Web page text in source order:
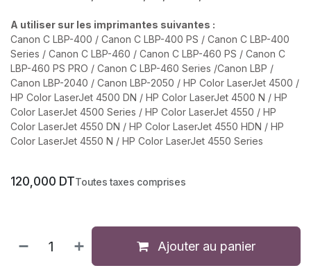
A utiliser sur les imprimantes suivantes :
Canon C LBP-400 / Canon C LBP-400 PS / Canon C LBP-400
Series / Canon C LBP-460 / Canon C LBP-460 PS / Canon C
LBP-460 PS PRO / Canon C LBP-460 Series /Canon LBP /
Canon LBP-2040 / Canon LBP-2050 / HP Color LaserJet 4500 /
HP Color LaserJet 4500 DN / HP Color LaserJet 4500 N / HP
Color LaserJet 4500 Series / HP Color LaserJet 4550 / HP
Color LaserJet 4550 DN / HP Color LaserJet 4550 HDN / HP
Color LaserJet 4550 N / HP Color LaserJet 4550 Series
120,000 DTToutes taxes comprises
Ajouter au panier